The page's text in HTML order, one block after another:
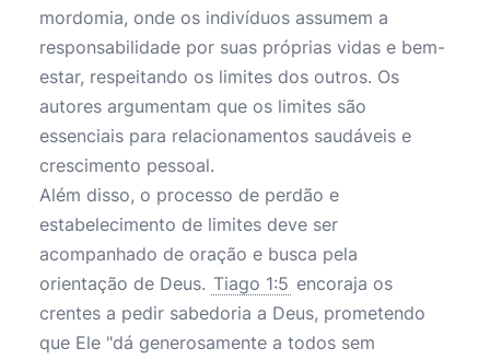
mordomia, onde os indivíduos assumem a
responsabilidade por suas próprias vidas e bem-
estar, respeitando os limites dos outros. Os
autores argumentam que os limites são
essenciais para relacionamentos saudáveis e
crescimento pessoal.
Além disso, o processo de perdão e
estabelecimento de limites deve ser
acompanhado de oração e busca pela
orientação de Deus. Tiago 1:5 encoraja os
crentes a pedir sabedoria a Deus, prometendo
que Ele "dá generosamente a todos sem